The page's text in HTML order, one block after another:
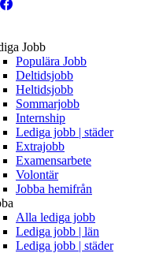
Jobb
Populära Jobb
Deltidsjobb
Heltidsjobb
Sommarjobb
Internship
Lediga jobb | städer
Extrajobb
Examensarbete
Volontär
Jobba hemifrån
Alla lediga jobb
Lediga jobb | län
Lediga jobb | städer